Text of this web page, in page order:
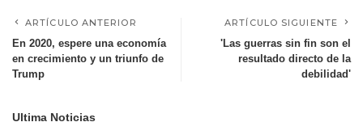
ARTÍCULO ANTERIOR
En 2020, espere una economía
en crecimiento y un triunfo de
Trump
ARTÍCULO SIGUIENTE
'Las guerras sin fin son el
resultado directo de la
debilidad'
Ultima Noticias